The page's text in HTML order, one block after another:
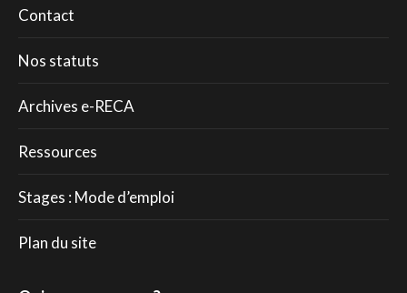
Contact
Nos statuts
Archives e-RECA
Ressources
Stages : Mode d’emploi
Plan du site